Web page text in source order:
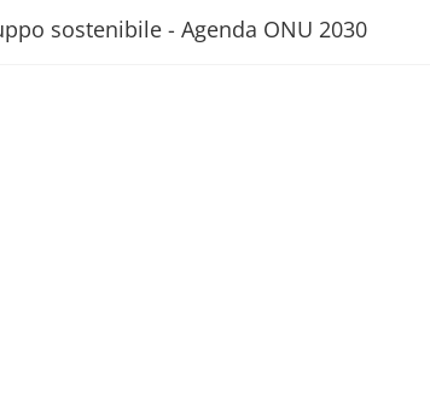
sostenibile - Agenda ONU 2030